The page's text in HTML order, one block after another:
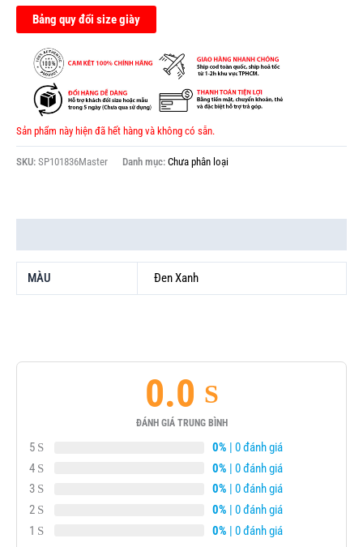
sao
Bảng quy đổi size giày
Sản phẩm này hiện đã hết hàng và không có sẵn.
SKU: SP101836Master Danh mục: Chưa phân loại
MÀU Đen Xanh
0.0
ĐÁNH GIÁ TRUNG BÌNH
5 0% | 0 đánh giá
4
0% | 0 đánh giá
3
0% | 0 đánh giá
2
0% | 0 đánh giá
1
0% | 0 đánh giá